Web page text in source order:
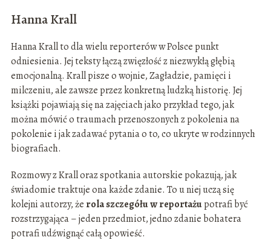
Hanna Krall
Hanna Krall to dla wielu reporterów w Polsce punkt
odniesienia. Jej teksty łączą zwięzłość z niezwykłą głębią
emocjonalną. Krall pisze o wojnie, Zagładzie, pamięci i
milczeniu, ale zawsze przez konkretną ludzką historię. Jej
książki pojawiają się na zajęciach jako przykład tego, jak
można mówić o traumach przenoszonych z pokolenia na
pokolenie i jak zadawać pytania o to, co ukryte w rodzinnych
biografiach.
Rozmowy z Krall oraz spotkania autorskie pokazują, jak
świadomie traktuje ona każde zdanie. To u niej uczą się
kolejni autorzy, że rola szczegółu w reportażupotrafi być
rozstrzygająca – jeden przedmiot, jedno zdanie bohatera
potrafi udźwignąć całą opowieść.